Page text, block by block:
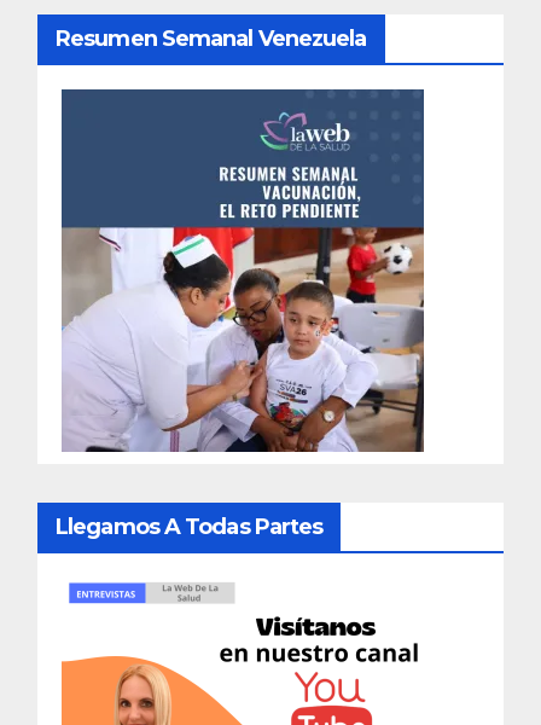
Resumen Semanal Venezuela
Llegamos A Todas Partes